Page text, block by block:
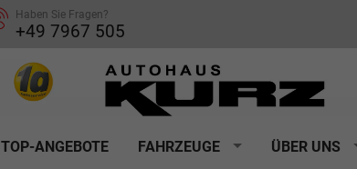
Haben Sie Fragen?
+49 7967 505
TOP-ANGEBOTE FAHRZEUGE ÜBER UNS